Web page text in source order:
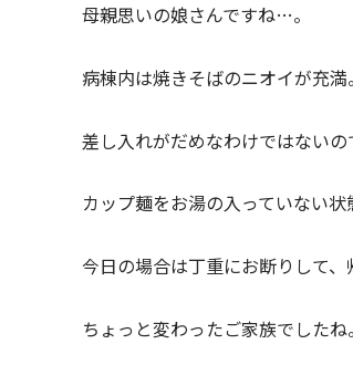
母親思いの娘さんですね…。
病棟内は焼きそばのニオイが充満。
差し入れがだめなわけではない
カップ麺をお湯の入っていない
今日の場合は丁重にお断りして、
ちょっと変わったご家族でしたね。